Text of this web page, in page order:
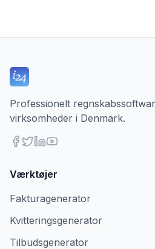
Professionelt
virksomheder i Denmark.
Værktøjer
Fakturagenerator
Kvitteringsgenerator
Tilbudsgenerator